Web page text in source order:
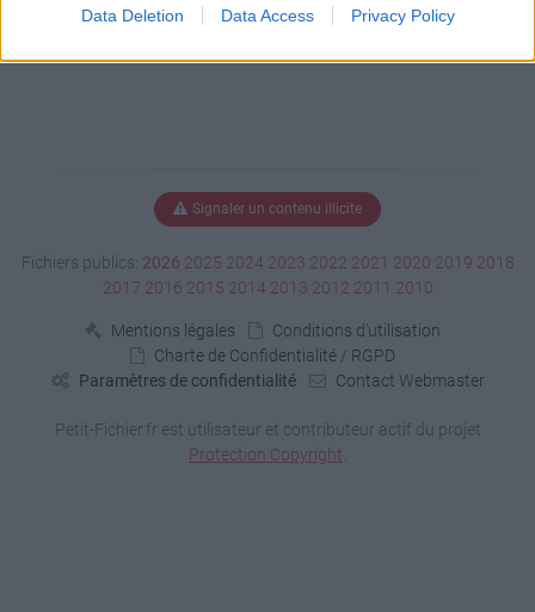
Data Deletion Data Access Privacy Policy
Signaler un contenu illicite
Fichiers publics: 2026 2025 2024 2023 2022 2021 2020 2019 2018
2017 2016 2015 2014 2013 2012 2011 2010
Mentions légales
Conditions d'utilisation
Charte de Confidentialité / RGPD
Paramètres de confidentialité
Contact Webmaster
Petit-Fichier.fr est utilisateur et contributeur actif du projet
Protection Copyright